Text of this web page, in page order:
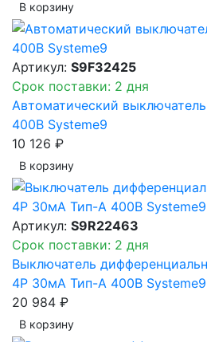
В корзинy
Артикул: S9F32425
Срок поставки: 2 дня
Автоматический
400В Systeme9
10 126 ₽
В корзинy
Артикул: S9R22463
Срок поставки: 2 дня
Выключатель
4P 30мА Тип-A 400В Systeme9
20 984 ₽
В корзинy